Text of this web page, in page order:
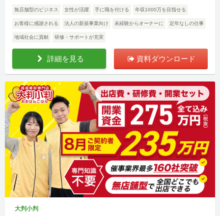
無店舗型のビジネス 女性が活躍 手に職を付ける 年収1000万を目指せる
お客様に感謝される 法人の新規事業向け 未経験からオーナーに 定年なしの仕事
地域社会に貢献 研修・サポートが充実
詳細を見る 資料ダウンロード
大判小判